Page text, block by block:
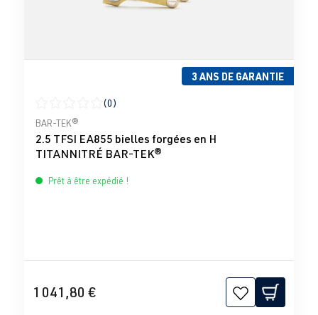
3 ANS DE GARANTIE
Note moyenne de 0 sur 5 étoiles
(0)
BAR-TEK®
2.5 TFSI EA855 bielles forgées en H
TITANNITRÉ BAR-TEK®
Prêt à être expédié !
1 041,80 €